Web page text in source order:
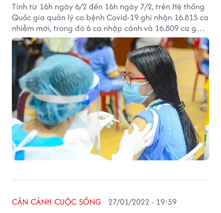
Tính từ 16h ngày 6/2 đến 16h ngày 7/2, trên Hệ thống
Quốc gia quản lý ca bệnh Covid-19 ghi nhận 16.815 ca
nhiễm mới, trong đó 6 ca nhập cảnh và 16.809 ca ghi
nhận trong nước (tăng 2.704 ca so với ngày trước đó)
tại 61 tỉnh, thành phố (có 11.147 ca trong cộng đồng).
CẬN CẢNH CUỘC SỐNG 27/01/2022 - 19:59